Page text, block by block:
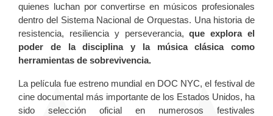
quienes luchan por convertirse en músicos profesionales
dentro del Sistema Nacional de Orquestas. Una historia de
resistencia, resiliencia y perseverancia,que explora el
poder de la disciplina y la música clásica como
herramientas de sobrevivencia.
La película fue estreno mundial en DOC NYC, el festival de
cine documental más importante de los Estados Unidos, ha
sido selección oficial en numerosos festivales